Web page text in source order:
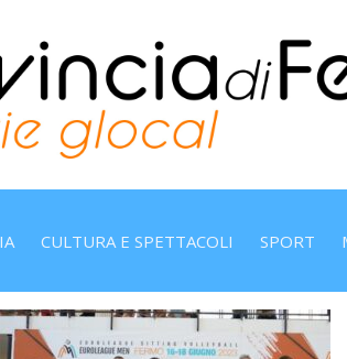
CULTURA E SPETTACOLI SPORT